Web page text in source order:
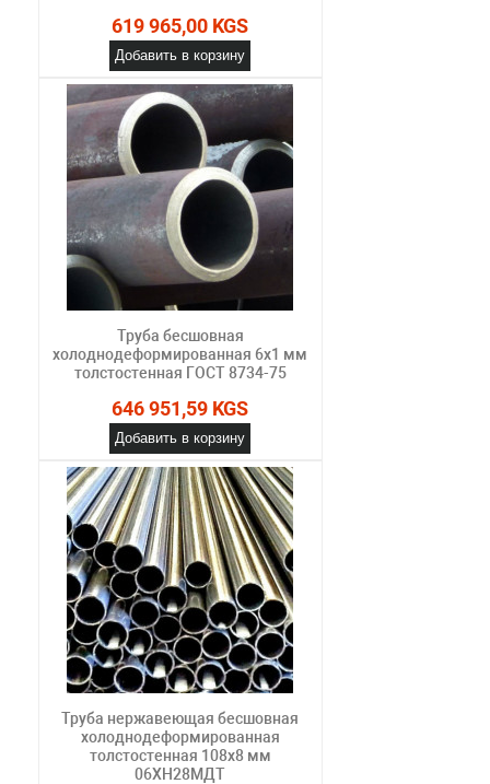
619 965,00 KGS
Добавить в корзину
Труба бесшовная
холоднодеформированная 6х1 мм
толстостенная ГОСТ 8734-75
646 951,59 KGS
Добавить в корзину
Труба нержавеющая бесшовная
холоднодеформированная
толстостенная 108х8 мм
06ХН28МДТ